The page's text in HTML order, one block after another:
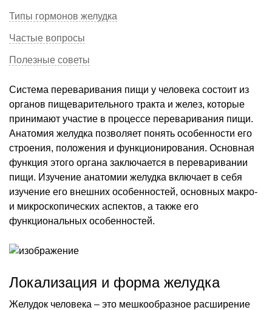
Типы гормонов желудка
Частые вопросы
Полезные советы
Система переваривания пищи у человека состоит из
органов пищеварительного тракта и желез, которые
принимают участие в процессе переваривания пищи.
Анатомия желудка позволяет понять особенности его
строения, положения и функционирования. Основная
функция этого органа заключается в переваривании
пищи. Изучение анатомии желудка включает в себя
изучение его внешних особенностей, основных макро-
и микроскопических аспектов, а также его
функциональных особенностей.
Локализация и форма желудка
Желудок человека – это мешкообразное расширение